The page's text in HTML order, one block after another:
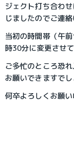
ジェクト打ち合わ
じましたのでご連絡
当初の時間帯（午
時30分に変更させ
ご多忙のところ恐
お願いできますでし
何卒よろしくお願い